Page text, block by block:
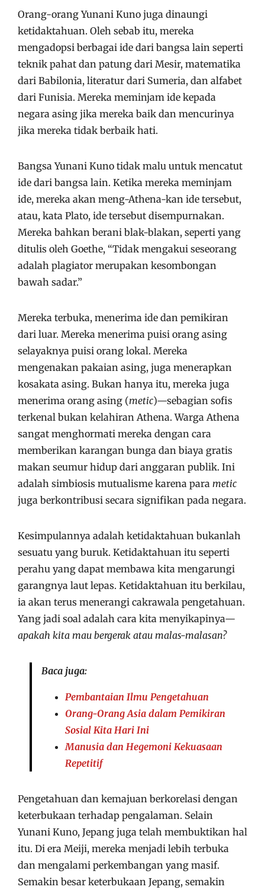
Orang-orang Yunani Kuno juga dinaungi
ketidaktahuan. Oleh sebab itu, mereka
mengadopsi berbagai ide dari bangsa lain seperti
teknik pahat dan patung dari Mesir, matematika
dari Babilonia, literatur dari Sumeria, dan alfabet
dari Funisia. Mereka meminjam ide kepada
negara asing jika mereka baik dan mencurinya
jika mereka tidak berbaik hati.
Bangsa Yunani Kuno tidak malu untuk mencatut
ide dari bangsa lain. Ketika mereka meminjam
ide, mereka akan meng-Athena-kan ide tersebut,
atau, kata Plato, ide tersebut disempurnakan.
Mereka bahkan berani blak-blakan, seperti yang
ditulis oleh Goethe, “Tidak mengakui seseorang
adalah plagiator merupakan kesombongan
bawah sadar.”
Mereka terbuka, menerima ide dan pemikiran
dari luar. Mereka menerima puisi orang asing
selayaknya puisi orang lokal. Mereka
mengenakan pakaian asing, juga menerapkan
kosakata asing. Bukan hanya itu, mereka juga
menerima orang asing (metic)—sebagian sofis
terkenal bukan kelahiran Athena. Warga Athena
sangat menghormati mereka dengan cara
memberikan karangan bunga dan biaya gratis
makan seumur hidup dari anggaran publik. Ini
adalah simbiosis mutualisme karena para metic
juga berkontribusi secara signifikan pada negara.
Kesimpulannya adalah ketidaktahuan bukanlah
sesuatu yang buruk. Ketidaktahuan itu seperti
perahu yang dapat membawa kita mengarungi
garangnya laut lepas. Ketidaktahuan itu berkilau,
ia akan terus menerangi cakrawala pengetahuan.
Yang jadi soal adalah cara kita menyikapinya—
apakah kita mau bergerak atau malas-malasan?
Baca juga:
Pembantaian Ilmu Pengetahuan
Orang-Orang Asia dalam Pemikiran
Sosial Kita Hari Ini
Manusia dan Hegemoni Kekuasaan
Repetitif
Pengetahuan dan kemajuan berkorelasi dengan
keterbukaan terhadap pengalaman. Selain
Yunani Kuno, Jepang juga telah membuktikan hal
itu. Di era Meiji, mereka menjadi lebih terbuka
dan mengalami perkembangan yang masif.
Semakin besar keterbukaan Jepang, semakin